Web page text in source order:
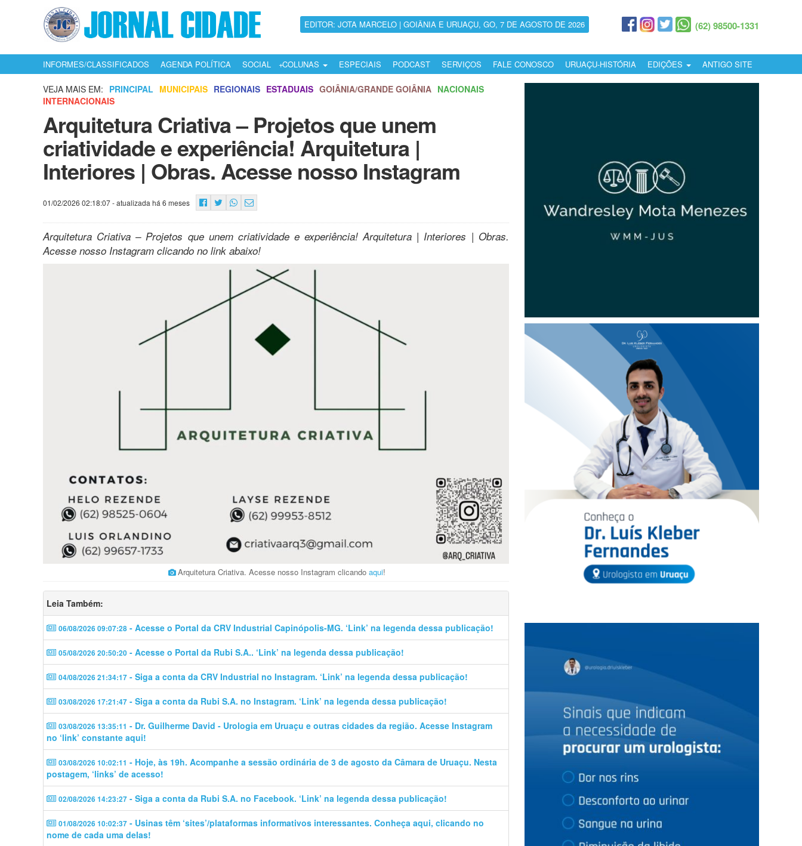
EDITOR: JOTA MARCELO | GOIÂNIA E URUAÇU, GO, 7 DE AGOSTO DE 2026 (62) 98500-1331
INFORMES/CLASSIFICADOS AGENDA POLÍTICA SOCIAL COLUNAS ESPECIAIS PODCAST SERVIÇOS FALE CONOSCO URUAÇU-HISTÓRIA EDIÇÕES ANTIGO SITE
VEJA MAIS EM: PRINCIPAL MUNICIPAIS REGIONAIS ESTADUAIS GOIÂNIA/GRANDE GOIÂNIA NACIONAIS
INTERNACIONAIS
Arquitetura Criativa – Projetos que unem
criatividade e experiência! Arquitetura |
Interiores | Obras. Acesse nosso Instagram
01/02/2026 02:18:07- atualizada há 6 meses
Arquitetura Criativa – Projetos que unem criatividade e experiência! Arquitetura | Interiores | Obras.
Acesse nosso Instagram clicando no link abaixo!
Arquitetura Criativa. Acesse nosso Instagram clicando aqui!
Leia Também:
06/08/2026 09:07:28 - Acesse o Portal da CRV Industrial Capinópolis-MG. ‘Link’ na legenda dessa publicação!
05/08/2026 20:50:20 - Acesse o Portal da Rubi S.A.. ‘Link’ na legenda dessa publicação!
04/08/2026 21:34:17 - Siga a conta da CRV Industrial no Instagram. ‘Link’ na legenda dessa publicação!
03/08/2026 17:21:47 - Siga a conta da Rubi S.A. no Instagram. ‘Link’ na legenda dessa publicação!
03/08/2026 13:35:11 - Dr. Guilherme David - Urologia em Uruaçu e outras cidades da região. Acesse Instagram
no ‘link’ constante aqui!
03/08/2026 10:02:11 - Hoje, às 19h. Acompanhe a sessão ordinária de 3 de agosto da Câmara de Uruaçu. Nesta
postagem, ‘links’ de acesso!
02/08/2026 14:23:27 - Siga a conta da Rubi S.A. no Facebook. ‘Link’ na legenda dessa publicação!
01/08/2026 10:02:37 - Usinas têm ‘sites’/plataformas informativos interessantes. Conheça aqui, clicando no
nome de cada uma delas!